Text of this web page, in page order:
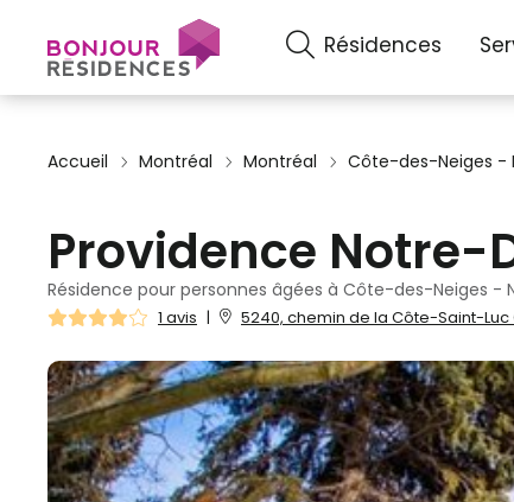
Résidences
Accueil Montréal Montréal Côte-des-Neiges
Providence
Résidence pour personnes âgées à Côte-des-Neiges
1 avis | 5240, chemin de la Côte-Saint-